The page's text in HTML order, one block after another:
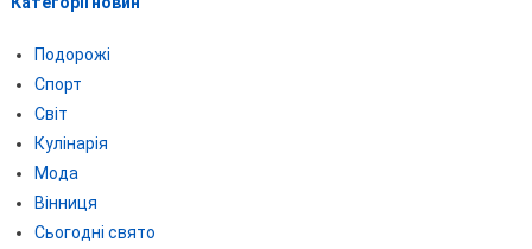
Подорожі
Спорт
Світ
Кулінарія
Мода
Вінниця
Сьогодні свято